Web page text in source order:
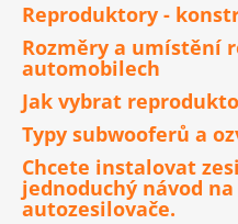
Reproduktory -
Rozměry a umístění
automobilech
Jak vybrat
Typy subwooferů a
Chcete instalovat
jednoduchý návod
autozesilovače.